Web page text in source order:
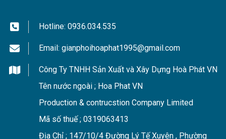
Hotline: 0936.034.535
Email: gianphoihoaphat1995@gmail.com
Công Ty TNHH Sản Xuất và Xây Dựng Hoà Phát VN
Tên nước ngoài ; Hoa Phat VN
Production & contrucstion Company Limited
Mã số thuế ; 0319063413
Địa Chỉ ; 147/10/4 Đường Lý Tế Xuyên , Phường